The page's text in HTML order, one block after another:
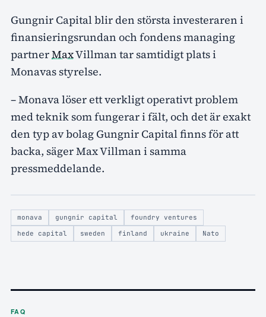
Gungnir Capital blir den största investeraren i
finansieringsrundan och fondens managing
partnerMaxVillman tar samtidigt plats i
Monavas styrelse.
– Monava löser ett verkligt operativt problem
med teknik som fungerar i fält, och det är exakt
den typ av bolag Gungnir Capital finns för att
backa, säger Max Villman i samma
pressmeddelande.
monava gungnir capital
foundry ventures
hede capital
sweden finland ukraine Nato
FAQ